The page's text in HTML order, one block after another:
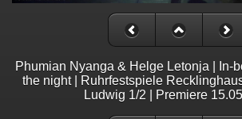
Phumian Nyanga & Helge Letonja | In-
the night | Ruhrfestspiele
Ludwig 1/2 | Premiere